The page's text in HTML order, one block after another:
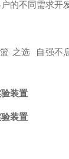
的不同需求开
之选 自强不
装置
装置